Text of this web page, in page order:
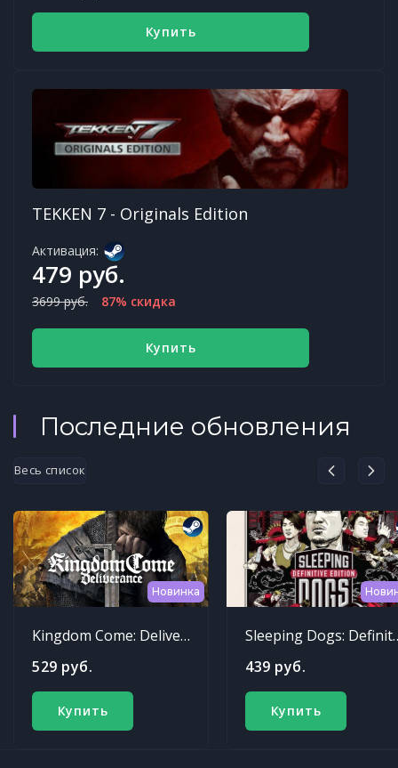
Купить
TEKKEN 7 - Originals Edition
Активация:
479 руб.
3699 руб. 87% скидка
Купить
Последние обновления
Весь список
Новинка
Kingdom Come: Deliverance
529 руб.
Купить
Sleeping
439 руб.
Купить